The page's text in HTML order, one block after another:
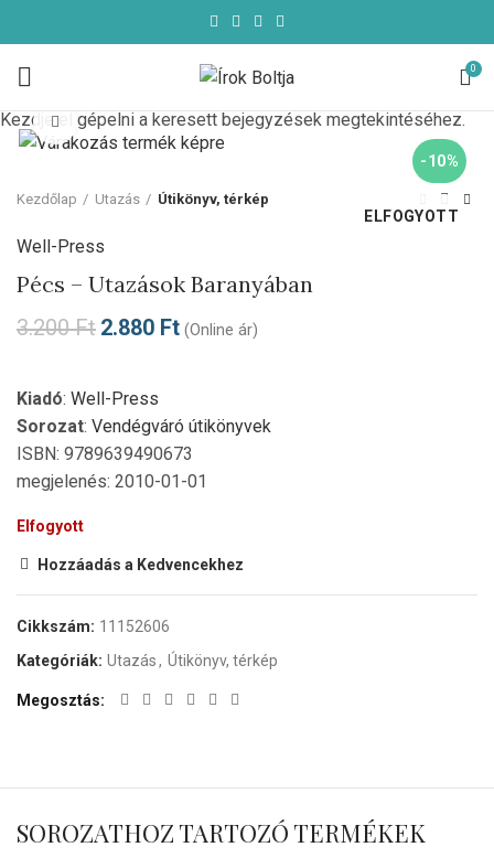
0
-10%
ELFOGYOTT
Click to enlarge
Kezdőlap Utazás Útikönyv, térkép
Well-Press
Pécs – Utazások Baranyában
3.200Ft 2.880 Ft (Online ár)
Kiadó: Well-Press
Sorozat: Vendégváró útikönyvek
ISBN: 9789639490673
megjelenés: 2010-01-01
Elfogyott
Hozzáadás a Kedvencekhez
Cikkszám: 11152606
Kategóriák: Utazás, Útikönyv, térkép
Megosztás
SOROZATHOZ TARTOZÓ TERMÉKEK
Kezdje el gépelni a keresett bejegyzések megtekintéséhez.